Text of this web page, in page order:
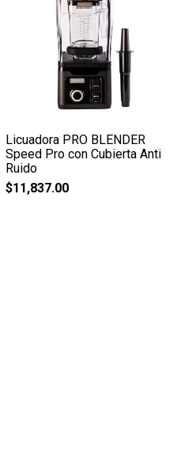
Licuadora PRO BLENDER
Speed Pro con Cubierta Anti
Ruido
$11,837.00